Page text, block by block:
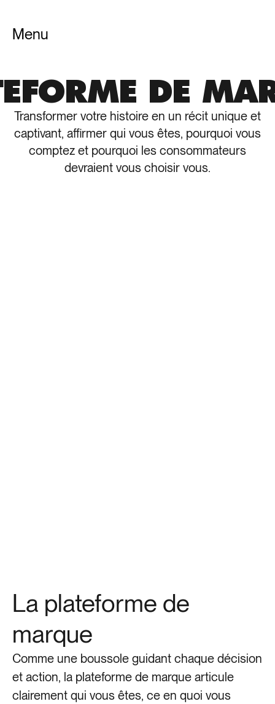
Menu
DE
Transformer votre histoire en un récit unique et
captivant, affirmer qui vous êtes, pourquoi vous
comptez et pourquoi les consommateurs
devraient vous choisir vous.
La plateforme de
marque
Comme une boussole guidant chaque décision
et action, la plateforme de marque articule
clairement qui vous êtes, ce en quoi vous